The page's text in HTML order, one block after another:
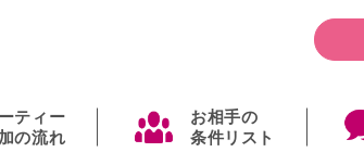
ティー
の流れ
お相手の
条件リスト